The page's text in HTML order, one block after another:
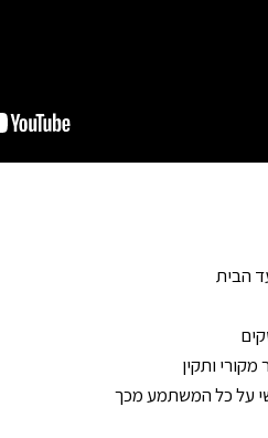
הבית
ותקין
על כל המשתמע מכך